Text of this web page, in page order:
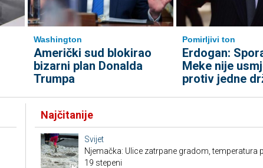
Washington
Američki sud blokirao
bizarni plan Donalda
Trumpa
Pomirljivi ton
Erdogan:
Meke nije
protiv jedne
Najčitanije
Svijet
Njemačka: Ulice zatrpane gradom, temperatura
19 stepeni